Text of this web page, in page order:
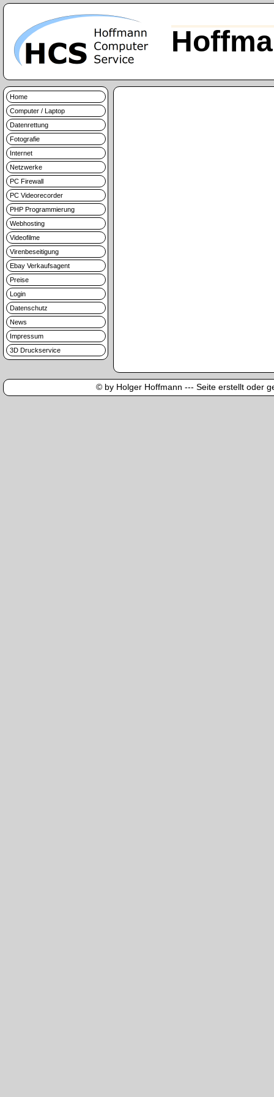
Home
Computer / Laptop
Datenrettung
Fotografie
Internet
Netzwerke
PC Firewall
PC Videorecorder
PHP Programmierung
Webhosting
Videofilme
Virenbeseitigung
Ebay Verkaufsagent
Preise
Login
Datenschutz
News
Impressum
3D Druckservice
© by Holger Hoffmann --- Seite erstellt oder